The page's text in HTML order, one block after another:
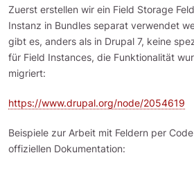
Zuerst erstellen wir ein Field Storage
Instanz in Bundles separat verwendet
gibt es, anders als in Drupal 7, keine
für Field Instances, die Funktionalität
migriert:
https://www.drupal.org/node/2054619
Beispiele zur Arbeit mit Feldern per
offiziellen Dokumentation: